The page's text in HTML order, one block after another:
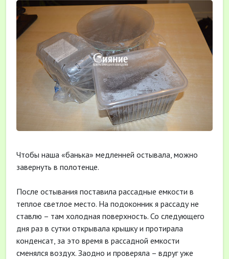
Чтобы наша «банька» медленней остывала, можно
завернуть в полотенце.
После остывания поставила рассадные емкости в
теплое светлое место. На подоконник я рассаду не
ставлю – там холодная поверхность. Со следующего
дня раз в сутки открывала крышку и протирала
конденсат, за это время в рассадной емкости
сменялся воздух. Заодно и проверяла – вдруг уже